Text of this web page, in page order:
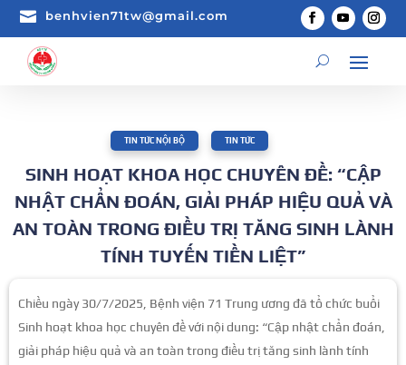
 benhvien71tw@gmail.com
TIN TỨC NỘI BỘ TIN TỨC
SINH HOẠT KHOA HỌC CHUYÊN ĐỀ: “CẬP
NHẬT CHẨN ĐOÁN, GIẢI PHÁP HIỆU QUẢ VÀ
AN TOÀN TRONG ĐIỀU TRỊ TĂNG SINH LÀNH
TÍNH TUYẾN TIỀN LIỆT”
Chiều ngày 30/7/2025, Bệnh viện 71 Trung ương đã tổ chức buổi
Sinh hoạt khoa học chuyên đề với nội dung: “Cập nhật chẩn đoán,
giải pháp hiệu quả và an toàn trong điều trị tăng sinh lành tính